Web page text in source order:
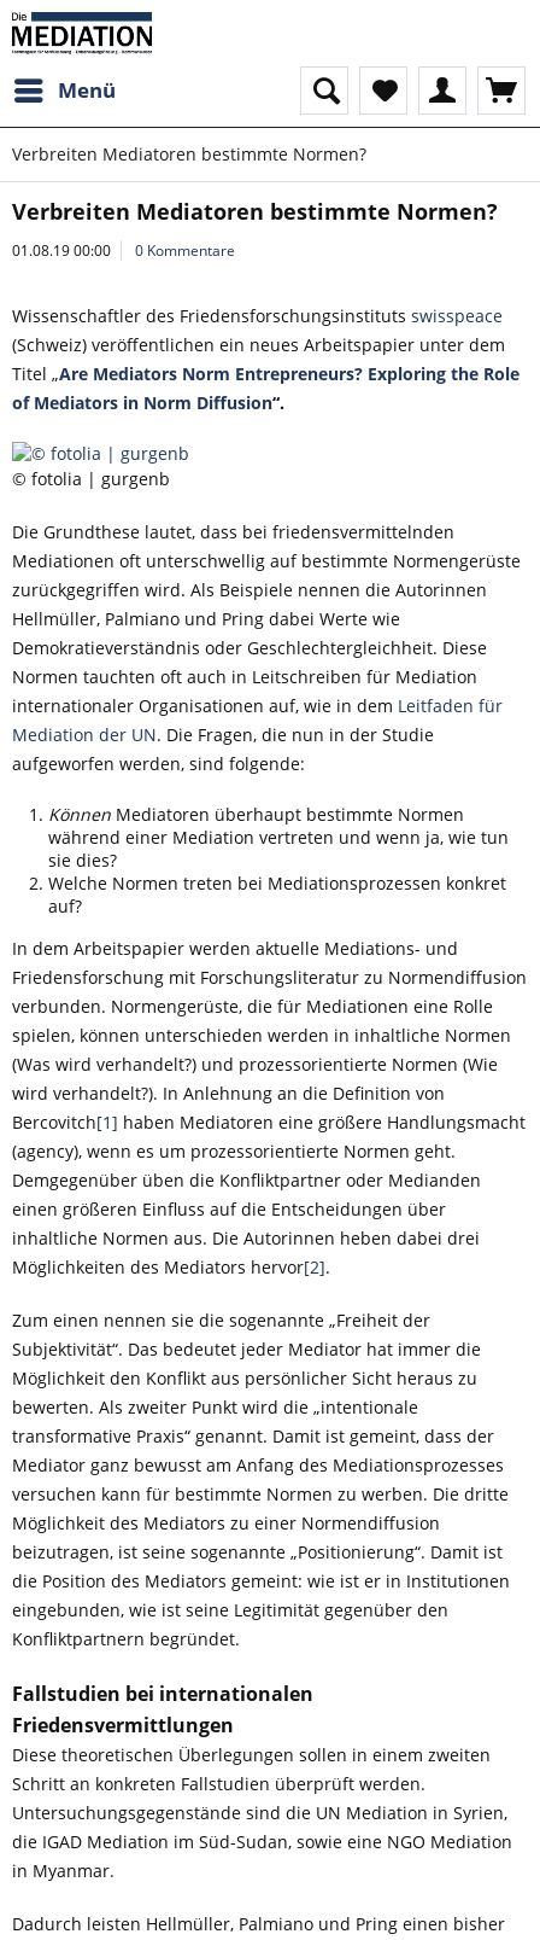
Menü
Verbreiten Mediatoren bestimmte Normen?
Verbreiten Mediatoren bestimmte Normen?
01.08.19 00:00 0 Kommentare
Wissenschaftler des Friedensforschungsinstituts swisspeace
(Schweiz) veröffentlichen ein neues Arbeitspapier unter dem
Titel „Are Mediators Norm Entrepreneurs? Exploring the Role
of Mediators in Norm Diffusion“.
© fotolia | gurgenb
Die Grundthese lautet, dass bei friedensvermittelnden
Mediationen oft unterschwellig auf bestimmte Normengerüste
zurückgegriffen wird. Als Beispiele nennen die Autorinnen
Hellmüller, Palmiano und Pring dabei Werte wie
Demokratieverständnis oder Geschlechtergleichheit. Diese
Normen tauchten oft auch in Leitschreiben für Mediation
internationaler Organisationen auf, wie in dem Leitfaden für
Mediation der UN. Die Fragen, die nun in der Studie
aufgeworfen werden, sind folgende:
Können Mediatoren überhaupt bestimmte Normen
während einer Mediation vertreten und wenn ja, wie tun
sie dies?
Welche Normen treten bei Mediationsprozessen konkret
auf?
In dem Arbeitspapier werden aktuelle Mediations- und
Friedensforschung mit Forschungsliteratur zu Normendiffusion
verbunden. Normengerüste, die für Mediationen eine Rolle
spielen, können unterschieden werden in inhaltliche Normen
(Was wird verhandelt?) und prozessorientierte Normen (Wie
wird verhandelt?). In Anlehnung an die Definition von
Bercovitch[1] haben Mediatoren eine größere Handlungsmacht
(agency), wenn es um prozessorientierte Normen geht.
Demgegenüber üben die Konfliktpartner oder Medianden
einen größeren Einfluss auf die Entscheidungen über
inhaltliche Normen aus. Die Autorinnen heben dabei drei
Möglichkeiten des Mediators hervor[2].
Zum einen nennen sie die sogenannte „Freiheit der
Subjektivität“. Das bedeutet jeder Mediator hat immer die
Möglichkeit den Konflikt aus persönlicher Sicht heraus zu
bewerten. Als zweiter Punkt wird die „intentionale
transformative Praxis“ genannt. Damit ist gemeint, dass der
Mediator ganz bewusst am Anfang des Mediationsprozesses
versuchen kann für bestimmte Normen zu werben. Die dritte
Möglichkeit des Mediators zu einer Normendiffusion
beizutragen, ist seine sogenannte „Positionierung“. Damit ist
die Position des Mediators gemeint: wie ist er in Institutionen
eingebunden, wie ist seine Legitimität gegenüber den
Konfliktpartnern begründet.
Fallstudien bei internationalen
Friedensvermittlungen
Diese theoretischen Überlegungen sollen in einem zweiten
Schritt an konkreten Fallstudien überprüft werden.
Untersuchungsgegenstände sind die UN Mediation in Syrien,
die IGAD Mediation im Süd-Sudan, sowie eine NGO Mediation
in Myanmar.
Dadurch leisten Hellmüller, Palmiano und Pring einen bisher